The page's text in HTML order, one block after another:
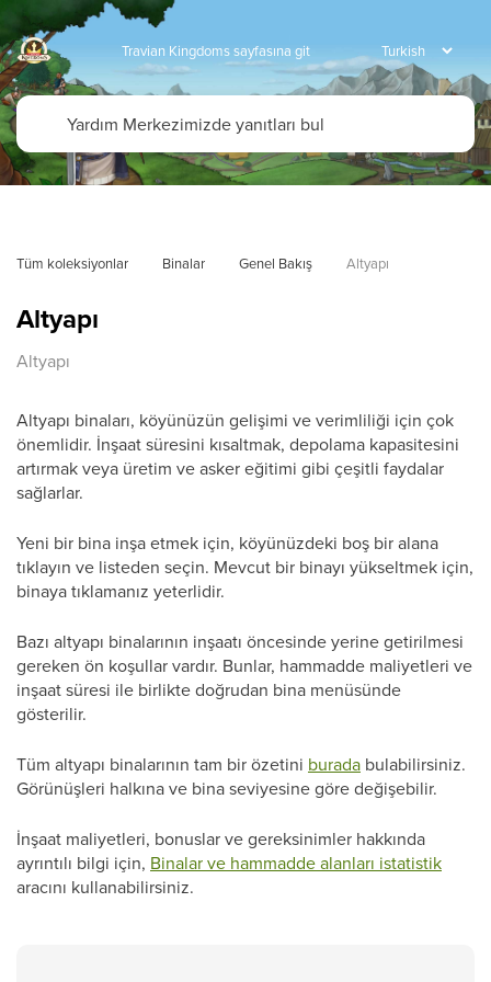
Travian Kingdoms sayfasına git
Tüm koleksiyonlar Binalar Genel Bakış Altyapı
Altyapı
Altyapı
Altyapı binaları, köyünüzün gelişimi ve verimliliği için çok
önemlidir. İnşaat süresini kısaltmak, depolama kapasitesini
artırmak veya üretim ve asker eğitimi gibi çeşitli faydalar
sağlarlar.
Yeni bir bina inşa etmek için, köyünüzdeki boş bir alana
tıklayın ve listeden seçin. Mevcut bir binayı yükseltmek için,
binaya tıklamanız yeterlidir.
Bazı altyapı binalarının inşaatı öncesinde yerine getirilmesi
gereken ön koşullar vardır. Bunlar, hammadde maliyetleri ve
inşaat süresi ile birlikte doğrudan bina menüsünde
gösterilir.
Tüm altyapı binalarının tam bir özetini burada bulabilirsiniz.
Görünüşleri halkına ve bina seviyesine göre değişebilir.
İnşaat maliyetleri, bonuslar ve gereksinimler hakkında
ayrıntılı bilgi için, Binalar ve hammadde alanları istatistik
aracını kullanabilirsiniz.